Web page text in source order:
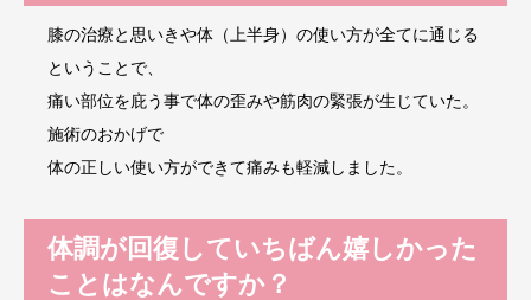
膝の治療と思いきや体（上半身）の使い方が全てに通じる
ということで、
痛い部位を庇う事で体の歪みや筋肉の緊張が生じていた。
施術のおかげで
体の正しい使い方ができて痛みも軽減しました。
体調が回復していちばん嬉しかった
ことはなんですか？